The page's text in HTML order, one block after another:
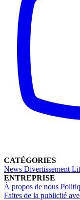
CATÉGORIES
News Divertissement
ENTREPRISE
À propos de nous
Faites de la publicité